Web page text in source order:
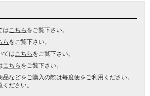
は こちらをご覧下さい。
らをご覧下さい。
ては こちらをご覧下さい。
こちらをご覧下さい。
などをご購入の際は毎度便をご利用ください。
ください。